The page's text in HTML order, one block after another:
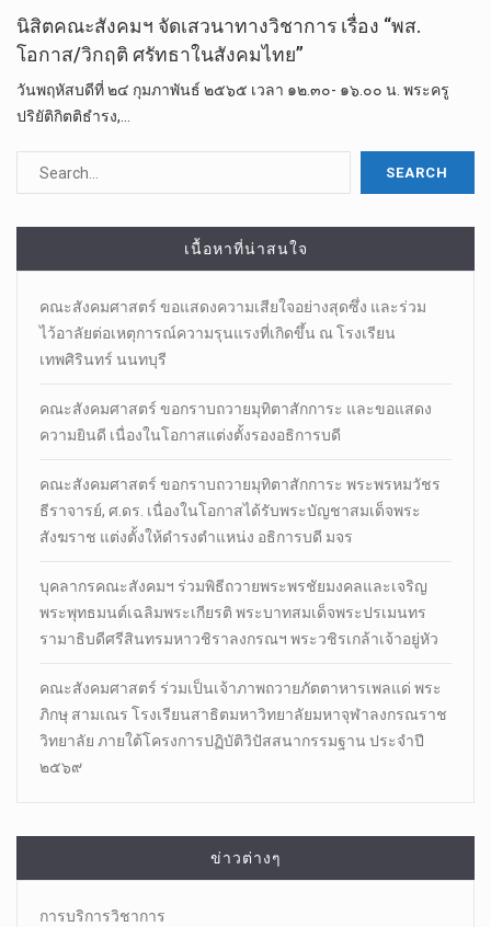
นิสิต​คณะ​สังคม​ฯ​ จัดเสวนา​ทางวิชาการ​ เรื่อง​ “พส.
โอกาส/วิกฤติ ศรัทธาในสังคมไทย”
วันพฤหัสบดีที่ ๒๔ กุมภาพันธ์ ๒๕๖๕​ เวลา ๑๒.๓๐​- ๑๖.๐๐ น. พระครู​
ปริยัติ​กิตติ​ธำรง,…
เนื้อหาที่น่าสนใจ
คณะสังคมศาสตร์ ขอแสดงความเสียใจอย่างสุดซึ่ง และร่วม
ไว้อาลัยต่อเหตุการณ์ความรุนแรงที่เกิดขึ้น ณ โรงเรียน
เทพศิรินทร์ นนทบุรี
คณะสังคมศาสตร์ ขอกราบถวายมุทิตาสักการะ และขอแสดง
ความยินดี เนื่องในโอกาสแต่งตั้งรองอธิการบดี
คณะสังคมศาสตร์ ขอกราบถวายมุทิตาสักการะ พระพรหมวัชร
ธีราจารย์, ศ.ดร. เนื่องในโอกาสได้รับพระบัญชาสมเด็จพระ
สังฆราช แต่งตั้งให้ดำรงตำแหน่ง อธิการบดี มจร
บุคลากรคณะสังคมฯ ร่วมพิธีถวายพระพรชัยมงคลและเจริญ
พระพุทธมนต์เฉลิมพระเกียรติ พระบาทสมเด็จพระปรเมนทร
รามาธิบดีศรีสินทรมหาวชิราลงกรณฯ พระวชิรเกล้าเจ้าอยู่หัว
คณะสังคมศาสตร์ ร่วมเป็นเจ้าภาพถวายภัตตาหารเพลแด่ พระ
ภิกษุ สามเณร โรงเรียนสาธิตมหาวิทยาลัยมหาจุฬาลงกรณราช
วิทยาลัย ภายใต้โครงการปฏิบัติวิปัสสนากรรมฐาน ประจำปี
๒๕๖๙
ข่าวต่างๆ
การบริการวิชาการ